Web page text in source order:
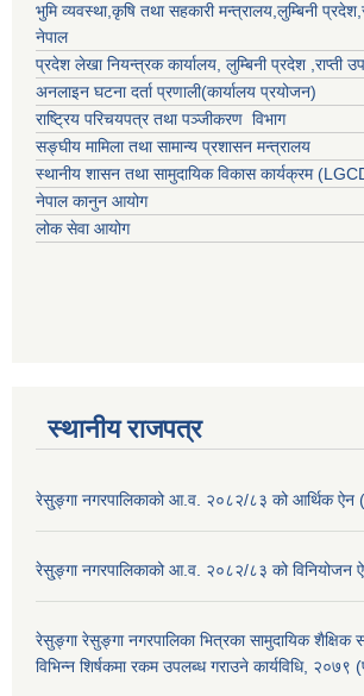
भुमि व्यवस्था,कृषि तथा सहकारी मन्त्रालय,लुम्बिनी प्रदेश,
नेपाल
प्रदेश लेखा नियन्त्रक कार्यालय, लुम्बिनी प्रदेश ,राप्ती
अनलाइन घटना दर्ता प्रणाली(कार्यालय प्रयोजन)
राष्ट्रिय परिचयपत्र तथा पञ्जीकरण विभाग
सङ्घीय मामिला तथा सामान्य प्रशासन मन्त्रालय
स्थानीय शासन तथा सामुदायिक विकास कार्यक्रम
नेपाल कानुन आयोग
लोक सेवा आयोग
स्थानीय राजपत्र
रेसु्ङ्गा नगरपालिकाको आ.व. २०८२/८३ को आर्थिक ऐन
रेसु्ङ्गा नगरपालिकाको आ.व. २०८२/८३ को विनियोजन
रेसुङ्गा रेसुङ्गा नगरपालिका भित्रका सामुदायिक शैक्षिक
विभिन्न शिर्षकमा रकम उपलब्ध गराउने कार्यविधि,